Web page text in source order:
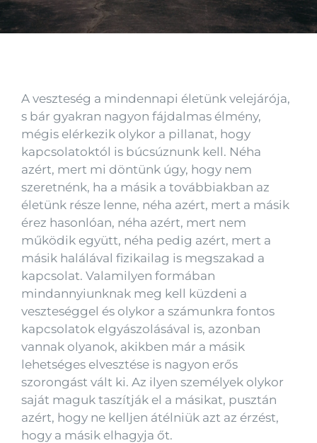
Kapcsolat
A veszteség a mindennapi életünk velejárója,
s bár gyakran nagyon fájdalmas élmény,
mégis elérkezik olykor a pillanat, hogy
kapcsolatoktól is búcsúznunk kell. Néha
azért, mert mi döntünk úgy, hogy nem
szeretnénk, ha a másik a továbbiakban az
életünk része lenne, néha azért, mert a másik
érez hasonlóan, néha azért, mert nem
működik együtt, néha pedig azért, mert a
másik halálával fizikailag is megszakad a
kapcsolat. Valamilyen formában
mindannyiunknak meg kell küzdeni a
veszteséggel és olykor a számunkra fontos
kapcsolatok elgyászolásával is, azonban
vannak olyanok, akikben már a másik
lehetséges elvesztése is nagyon erős
szorongást vált ki. Az ilyen személyek olykor
saját maguk taszítják el a másikat, pusztán
azért, hogy ne kelljen átélniük azt az érzést,
hogy a másik elhagyja őt.